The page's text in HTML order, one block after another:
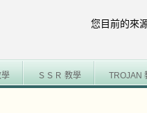
您目前的來
學 ＳＳＲ 教學 TROJAN